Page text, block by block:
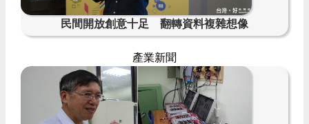
民間開放創意十足 翻轉資料複雜想像
產業新聞